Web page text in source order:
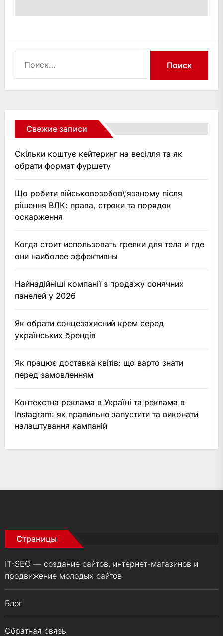
Свежие записи
Скільки коштує кейтеринг на весілля та як
обрати формат фуршету
Що робити військовозобов\’язаному після
рішення ВЛК: права, строки та порядок
оскарження
Когда стоит использовать грелки для тела и где
они наиболее эффективны
Найнадійніші компанії з продажу сонячних
панелей у 2026
Як обрати сонцезахисний крем серед
українських брендів
Як працює доставка квітів: що варто знати
перед замовленням
Контекстна реклама в Україні та реклама в
Instagram: як правильно запустити та виконати
налаштування кампаній
Страницы
IT-SEO — создание сайтов, интернет-магазинов и
продвижение молодых сайтов
Блог
Обратная связь